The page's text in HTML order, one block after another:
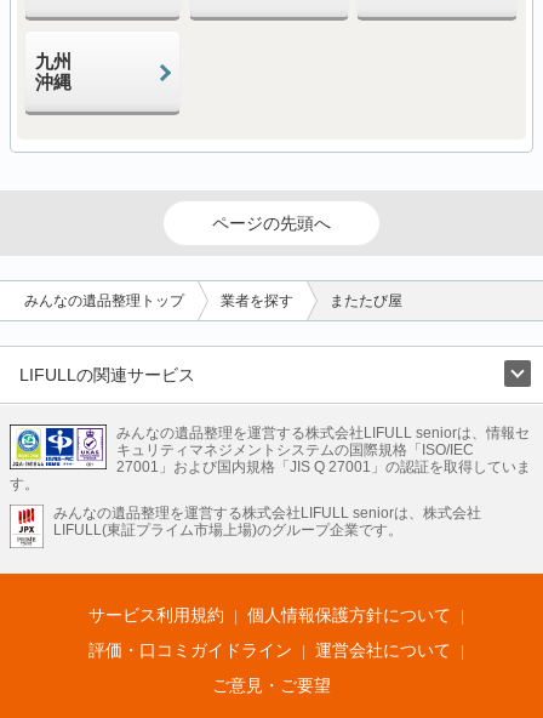
九州
沖縄
ページの先頭へ
みんなの遺品整理トップ 業者を探す またたび屋
LIFULLの関連サービス
不動産・住宅
引越し 老人ホーム 地方創生 ママの就労支援
不動産クラウドファンディング 遺品整理 老後の暮らし情報
LIFULL HOME'Sのサービス
不動産・住宅
不動産査定 マンション専門売却査定 不動産投資 アドバイザー
不動産アーカイブ
空き家バンク 家賃相場 不動産会社
まちむすび
不動産用語集 住まいのお役立ち情報
LIFULL HOME'S PRESS
アプリ 不動産データ 不動産転職
みんなの遺品整理を運営する株式会社LIFULL seniorは、情報セ
キュリティマネジメントシステムの国際規格「ISO/IEC
27001」および国内規格「JIS Q 27001」の認証を取得していま
す。
みんなの遺品整理を運営する株式会社LIFULL seniorは、株式会社
LIFULL(東証プライム市場上場)のグループ企業です。
サービス利用規約
個人情報保護方針について
評価・口コミガイドライン
運営会社について
ご意見・ご要望